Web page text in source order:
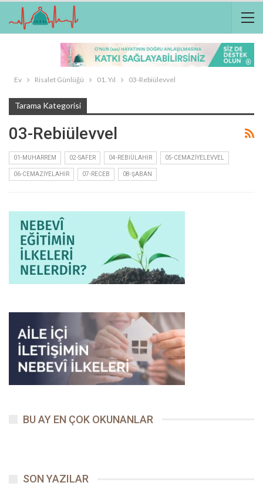
Ev Risalet Günlüğü 01. Yıl 03-Rebiülevvel
Tarama Kategorisi
03-Rebiülevvel
01-MUHARREM 02-SAFER 04-REBIÜLAHIR 05-CEMAZIYELEVVEL
06-CEMAZIYELAHIR 07-RECEB 08-ŞABAN
BU AY EN ÇOK OKUNANLAR
SON YAZILAR